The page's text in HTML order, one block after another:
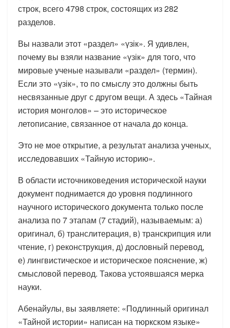
строк, всего 4798 строк, состоящих из 282
разделов.
Вы назвали этот «раздел» «үзік». Я удивлен,
почему вы взяли название «үзік» для того, что
мировые ученые называли «раздел» (термин).
Если это «үзік», то по смыслу это должны быть
несвязанные друг с другом вещи. А здесь «Тайная
история монголов» – это историческое
летописание, связанное от начала до конца.
Это не мое открытие, а результат анализа ученых,
исследовавших «Тайную историю».
В области источниковедения исторической науки
документ поднимается до уровня подлинного
научного исторического документа только после
анализа по 7 этапам (7 стадий), называемым: а)
оригинал, б) транслитерация, в) транскрипция или
чтение, г) реконструкция, д) дословный перевод,
е) лингвистическое и историческое пояснение, ж)
смысловой перевод. Такова устоявшаяся мерка
науки.
Абенайулы, вы заявляете: «Подлинный оригинал
«Тайной истории» написан на тюркском языке»